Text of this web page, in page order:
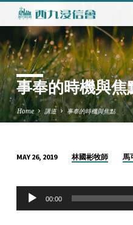
事奉的時機與焦
Home 講道 事奉的時機與焦點
奉
的
時
MAY 26, 2019 林國彬牧師 馬
Audio
Player
00:00